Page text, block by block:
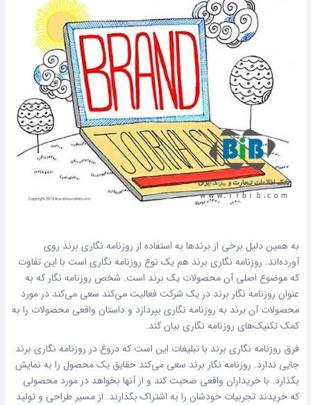
به همین دلیل برخی از برندها به استفاده از روزنامه نگاری برند روی
آورده‌اند. روزنامه نگاری برند هم یک نوع روزنامه نگاری است با این تفاوت
که موضوع اصلی آن محصولات یک برند است. شخص روزنامه نگار که به
عنوان روزنامه نگار برند در یک شرکت فعالیت می‌کند سعی می‌کند در مورد
محصولات آن برند به روزنامه نگاری بپردازد و داستان واقعی محصولات را به
کمک تکنیک‌های روزنامه نگاری بیان کند.
فرق روزنامه نگاری برند با تبلیغات این است که دروغ در روزنامه نگاری برند
جایی ندارد. روزنامه نگار برند سعی می‌کند حقایق یک محصول را به نمایش
بگذارد. با خریداران واقعی صحبت کند و از آنها بخواهد در مورد محصولی
که خریدند تجربیات خودشان را به اشتراک بگذارند. از مسیر طراحی و تولید